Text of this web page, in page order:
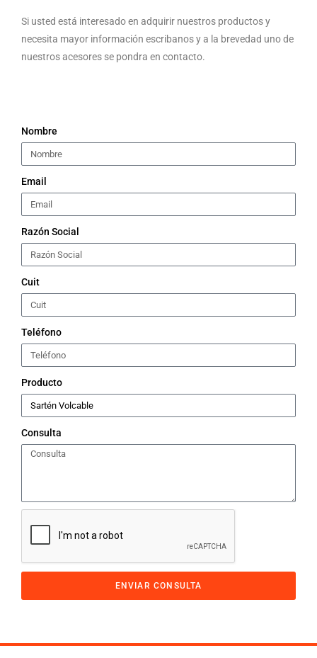
Si usted está interesado en adquirir nuestros productos y
necesita mayor información escribanos y a la brevedad uno de
nuestros acesores se pondra en contacto.
Nombre
Email
Razón Social
Cuit
Teléfono
Producto
Consulta
ENVIAR CONSULTA